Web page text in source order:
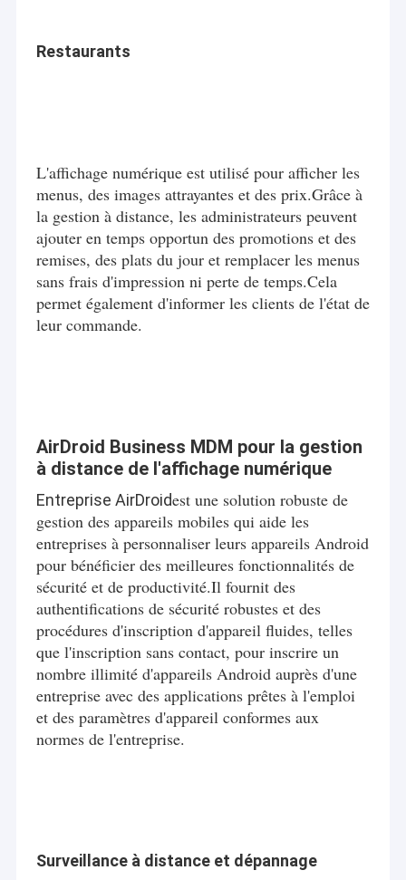
Restaurants
L'affichage numérique est utilisé pour afficher les
menus, des images attrayantes et des prix.Grâce à
la gestion à distance, les administrateurs peuvent
ajouter en temps opportun des promotions et des
remises, des plats du jour et remplacer les menus
sans frais d'impression ni perte de temps.Cela
permet également d'informer les clients de l'état de
leur commande.
AirDroid Business MDM pour la gestion
à distance de l'affichage numérique
Entreprise AirDroidest une solution robuste de
gestion des appareils mobiles qui aide les
entreprises à personnaliser leurs appareils Android
pour bénéficier des meilleures fonctionnalités de
sécurité et de productivité.Il fournit des
authentifications de sécurité robustes et des
procédures d'inscription d'appareil fluides, telles
que l'inscription sans contact, pour inscrire un
nombre illimité d'appareils Android auprès d'une
entreprise avec des applications prêtes à l'emploi
et des paramètres d'appareil conformes aux
normes de l'entreprise.
Surveillance à distance et dépannage